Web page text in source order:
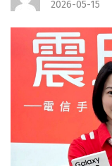
2026-05-15